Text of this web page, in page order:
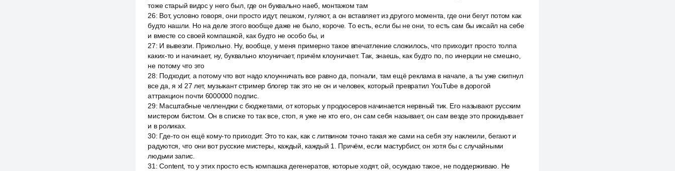
тоже старый видос у него был, где он буквально наеб, монтажом там
26: Вот, условно говоря, они просто идут, пешком, гуляют, а он вставляет из другого момента, где они бегут потом как
будто нашли. Но на деле этого вообще даже не было, короче. То есть, если бы не они, то есть сам бы иксайл на себе
и вместе со своей компашкой, как будто не особо бы, и
27: И вывезли. Прикольно. Ну, вообще, у меня примерно такое впечатление сложилось, что приходит просто толпа
каких-то и начинает, ну, буквально клоуничает, причём клоуничает. Так, знаешь, как будто по, по инерции не смешно,
не потому что это
28: Подходит, а потому что вот надо клоунничать все равно да, погнали, там ещё реклама в начале, а ты уже скипнул
все да, я xl 27 лет, музыкант стример блогер так это не он и человек, который превратил YouTube в дорогой
аттракцион почти 6000000 подпис.
29: Масштабные челленджи с бюджетами, от которых у продюсеров начинается нервный тик. Его называют русским
мистером бистом. Он в списке то так все, стоп, я уже не кто его, он сам себя называет, он сам везде это прокидывает
и в роликах.
30: Где-то он ещё кому-то приходит. Это то как, как с литвином точно такая же сами на себя эту наклеили, бегают и
радуются, что они вот русские мистеры, каждый, каждый 1. Причём, если мастурбист, он хотя бы с случайными
людьми запис.
31 :Content, то у этих просто есть компашка дегенератов, которые ходят, ой, осуждаю такое, не поддерживаю. Не